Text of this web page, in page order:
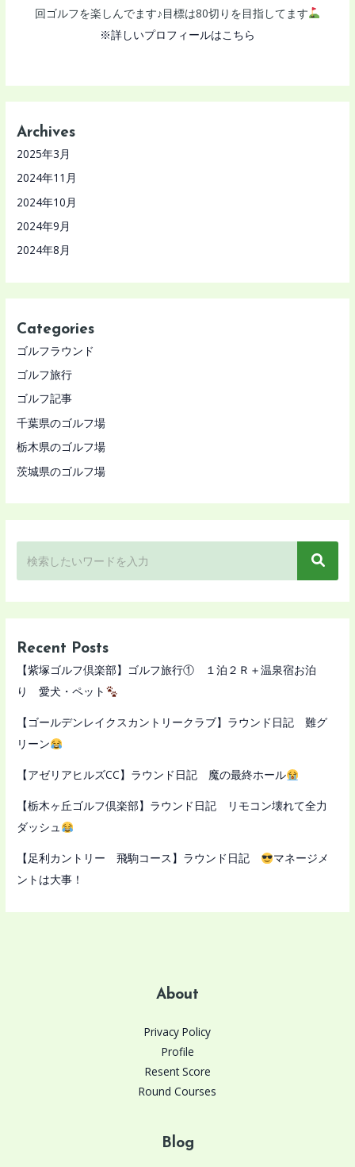
回ゴルフを楽しんでます♪目標は80切りを目指してます
※詳しいプロフィールはこちら
Archives
2025年3月
2024年11月
2024年10月
2024年9月
2024年8月
Categories
ゴルフラウンド
ゴルフ旅行
ゴルフ記事
千葉県のゴルフ場
栃木県のゴルフ場
茨城県のゴルフ場
Recent Posts
【紫塚ゴルフ倶楽部】ゴルフ旅行① １泊２Ｒ＋温泉宿お泊
り 愛犬・ペット
【ゴールデンレイクスカントリークラブ】ラウンド日記 難グ
リーン
【アゼリアヒルズCC】ラウンド日記 魔の最終ホール
【栃木ヶ丘ゴルフ倶楽部】ラウンド日記 リモコン壊れて全力
ダッシュ
【足利カントリー 飛駒コース】ラウンド日記
マネージメ
ントは大事！
About
Privacy Policy
Profile
Resent Score
Round Courses
Blog